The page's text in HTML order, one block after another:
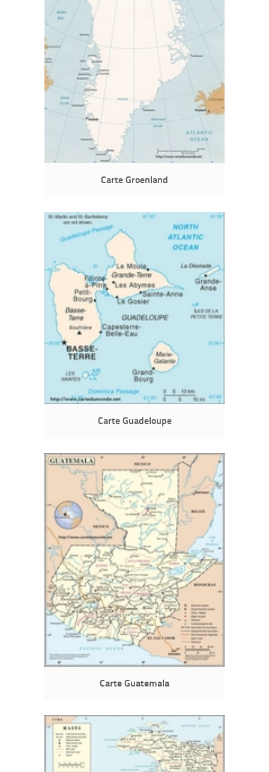
Carte Groenland
Carte Guadeloupe
Carte Guatemala